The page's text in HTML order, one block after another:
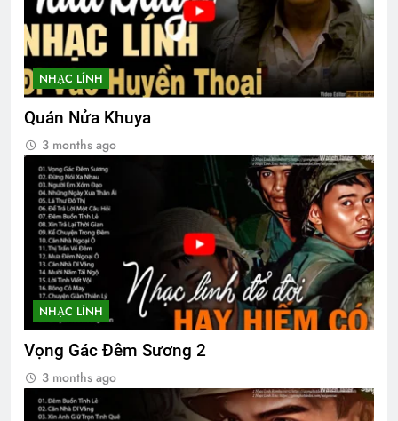
3 Years Ago
Phân Ưu CSVSQ Nguyễn Vĩnh Nghi K5
Thăm CSVSQ PHẠM NGỌC THIỆP K7
2 Years Ago
Happy New Year 2024
NHẠC LÍNH
Quán Nửa Khuya
3 months ago
NHẠC LÍNH
Vọng Gác Đêm Sương 2
3 months ago